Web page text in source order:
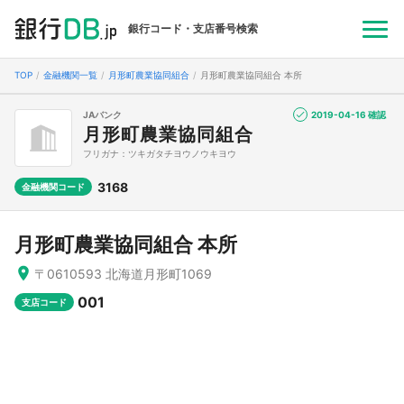
銀行コード・支店番号検索
TOP 金融機関一覧 月形町農業協同組合 月形町農業協同組合 本所
JAバンク
月形町農業協同組合
フリガナ：ツキガタチヨウノウキヨウ
金融機関コード 3168
2019-04-16 確認
月形町農業協同組合 本所
〒0610593 北海道月形町1069
支店コード 001